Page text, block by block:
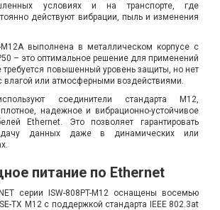
условиях и на транспорте, где
действуют вибрации, пыль и изменения
M12A выполнена в металлическом корпусе с
– это оптимальное решение для применений
повышенный уровень защиты, но нет
влагой или атмосферными воздействиями.
соединители стандарта M12,
надежное и вибрационно-устойчивое
Ethernet. Это позволяет гарантировать
данных даже в динамических или
питание по Ethernet
серии ISW-808PT-M12 оснащены восемью
TX M12 с поддержкой стандарта IEEE 802.3at